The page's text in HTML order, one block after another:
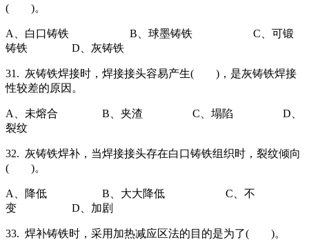
( )。
A、白口铸铁 B、球墨铸铁 C、可锻
铸铁 D、灰铸铁
31. 灰铸铁焊接时，焊接接头容易产生( )，是灰铸铁焊接
性较差的原因。
A、未熔合 B、夹渣 C、塌陷 D、
裂纹
32. 灰铸铁焊补，当焊接接头存在白口铸铁组织时，裂纹倾向
( )。
A、降低 B、大大降低 C、不
变 D、加剧
33. 焊补铸铁时，采用加热减应区法的目的是为了( )。